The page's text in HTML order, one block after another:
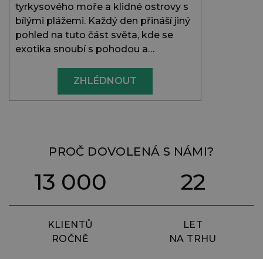
tyrkysového moře a klidné ostrovy s
bílými plážemi. Každý den přináší jiný
pohled na tuto část světa, kde se
exotika snoubí s pohodou a…
ZHLÉDNOUT
PROČ DOVOLENÁ S NÁMI?
KLIENTŮ
ROČNĚ
13 000
LET
NA TRHU
22